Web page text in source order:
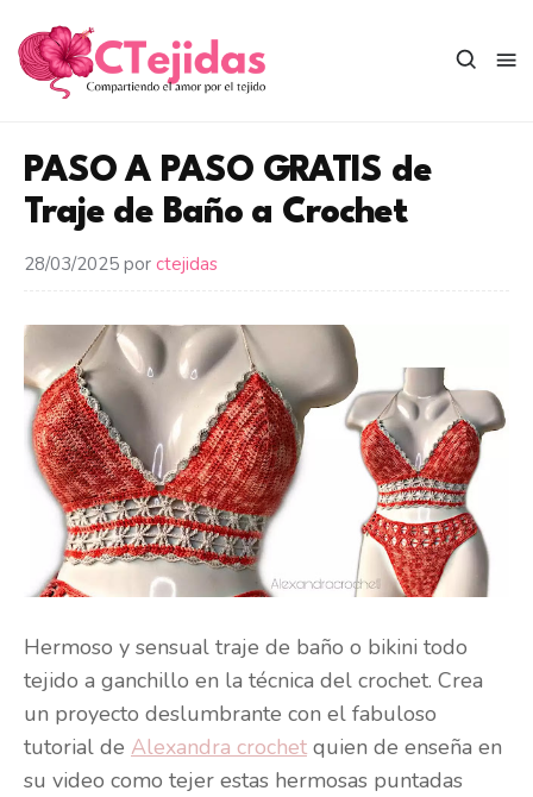
contenido
PASO A PASO GRATIS de
Traje de Baño a Crochet
28/03/2025 por ctejidas
Hermoso y sensual traje de baño o bikini todo
tejido a ganchillo en la técnica del crochet. Crea
un proyecto deslumbrante con el fabuloso
tutorial de Alexandra crochet quien de enseña en
su video como tejer estas hermosas puntadas